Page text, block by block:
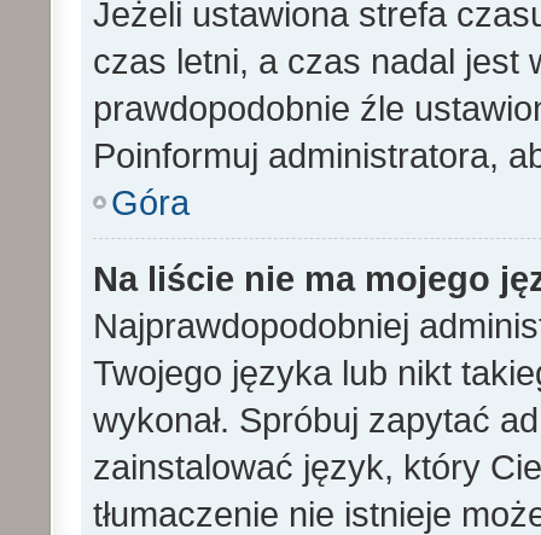
Jeżeli ustawiona strefa
czas letni, a czas nadal jest
prawdopodobnie źle
Poinformuj administratora,
Góra
Na liście nie ma mojego
Najprawdopodobniej
Twojego języka lub nikt
wykonał. Spróbuj zapytać
zainstalować język, który
tłumaczenie nie istnieje